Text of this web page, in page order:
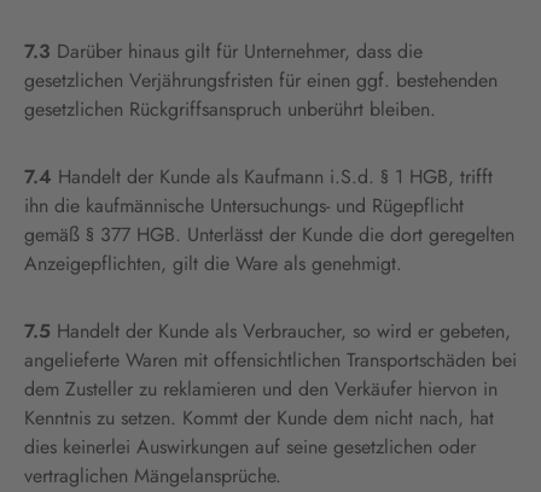
7.3 Darüber hinaus gilt für Unternehmer, dass die
gesetzlichen Verjährungsfristen für einen ggf. bestehenden
gesetzlichen Rückgriffsanspruch unberührt bleiben.
7.4 Handelt der Kunde als Kaufmann i.S.d. § 1 HGB, trifft
ihn die kaufmännische Untersuchungs- und Rügepflicht
gemäß § 377 HGB. Unterlässt der Kunde die dort geregelten
Anzeigepflichten, gilt die Ware als genehmigt.
7.5 Handelt der Kunde als Verbraucher, so wird er gebeten,
angelieferte Waren mit offensichtlichen Transportschäden bei
dem Zusteller zu reklamieren und den Verkäufer hiervon in
Kenntnis zu setzen. Kommt der Kunde dem nicht nach, hat
dies keinerlei Auswirkungen auf seine gesetzlichen oder
vertraglichen Mängelansprüche.